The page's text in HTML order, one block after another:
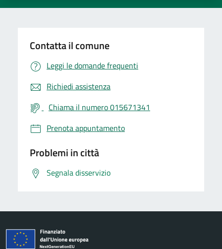
Contatta il comune
Leggi le domande frequenti
Richiedi assistenza
Chiama il numero 015671341
Prenota appuntamento
Problemi in città
Segnala disservizio